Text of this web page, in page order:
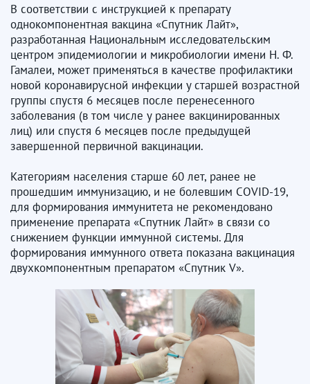
В соответствии с инструкцией к препарату
однокомпонентная вакцина «Спутник Лайт»,
разработанная Национальным исследовательским
центром эпидемиологии и микробиологии имени Н. Ф.
Гамалеи, может применяться в качестве профилактики
новой коронавирусной инфекции у старшей возрастной
группы спустя 6 месяцев после перенесенного
заболевания (в том числе у ранее вакцинированных
лиц) или спустя 6 месяцев после предыдущей
завершенной первичной вакцинации.
Категориям населения старше 60 лет, ранее не
прошедшим иммунизацию, и не болевшим COVID-19,
для формирования иммунитета не рекомендовано
применение препарата «Спутник Лайт» в связи со
снижением функции иммунной системы. Для
формирования иммунного ответа показана вакцинация
двухкомпонентным препаратом «Спутник V».